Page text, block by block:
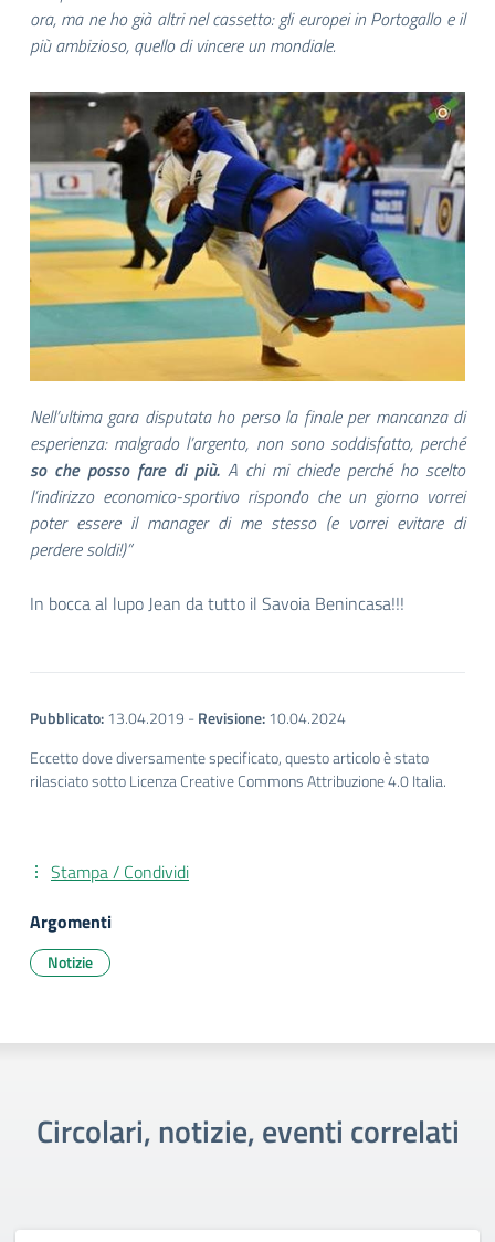
ora, ma ne ho già altri nel cassetto: gli europei in Portogallo e il
più ambizioso, quello di vincere un mondiale.
Nell’ultima gara disputata ho perso la finale per mancanza di
esperienza: malgrado l’argento, non sono soddisfatto, perché
so che posso fare di più. A chi mi chiede perché ho scelto
l’indirizzo economico-sportivo rispondo che un giorno vorrei
poter essere il manager di me stesso (e vorrei evitare di
perdere soldi!)”
In bocca al lupo Jean da tutto il Savoia Benincasa!!!
Pubblicato:13.04.2019 -Revisione:10.04.2024
Eccetto dove diversamente specificato, questo articolo è stato
rilasciato sotto Licenza Creative Commons Attribuzione 4.0 Italia.
Stampa / Condividi
Argomenti
Notizie
Circolari, notizie, eventi correlati